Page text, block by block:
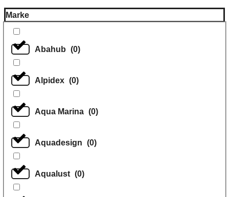
Marke
Abahub (0)
Alpidex (0)
Aqua Marina (0)
Aquadesign (0)
Aqualust (0)